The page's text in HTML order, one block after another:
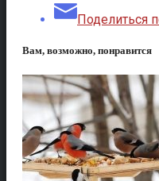
Поделиться
Вам, возможно, понравится